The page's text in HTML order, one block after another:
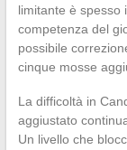
limitante è spesso
competenza del
possibile
cinque mosse
La difficoltà in
aggiustato
Un livello che